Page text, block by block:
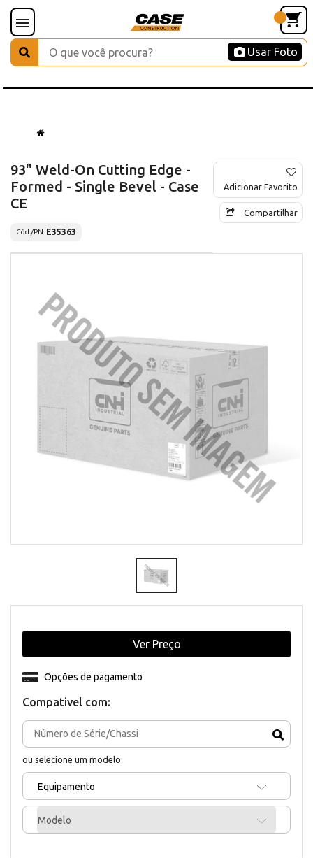
Usar Foto
93" Weld-On Cutting Edge -
Formed - Single Bevel - Case
CE
Cód./PN E35363
Adicionar Favorito
Compartilhar
Compativel com:
ou selecione um modelo:
Equipamento
Modelo
Opções de pagamento
Ver Preço